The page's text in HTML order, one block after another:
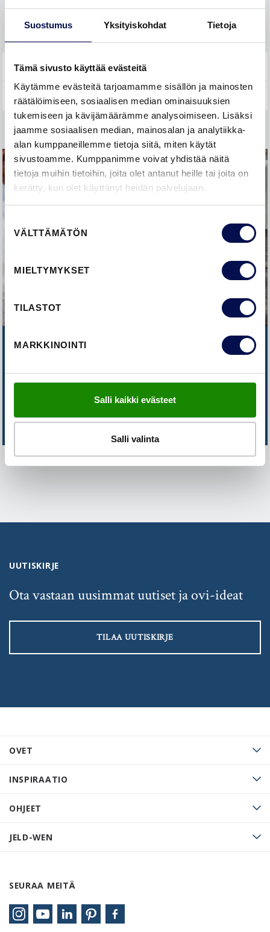
Suostumus Yksityiskohdat Tietoja
Tämä sivusto käyttää evästeitä
Käytämme evästeitä tarjoamamme sisällön ja mainosten
räätälöimiseen, sosiaalisen median ominaisuuksien
tukemiseen ja kävijämäärämme analysoimiseen. Lisäksi
jaamme sosiaalisen median, mainosalan ja analytiikka-
alan kumppaneillemme tietoja siitä, miten käytät
sivustoamme. Kumppanimme voivat yhdistää näitä
tietoja muihin tietoihin, joita olet antanut heille tai joita on
kerätty, kun olet käyttänyt heidän palvelujaan.
valinta
VÄLTTÄMÄTÖN
MIELTYMYKSET
TILASTOT
MARKKINOINTI
Salli kaikki evästeet
Salli valinta
Huolto
YLEISTÄ
ETKÖ LÖYDÄ VASTAUSTA
KYSYMYKSEESI?
OVET
INSPIRAATIO
OHJEET
JELD-WEN
SEURAA MEITÄ
UUTISKIRJE
Ota vastaan uusimmat uutiset ja ovi-ideat
TILAA UUTISKIRJE